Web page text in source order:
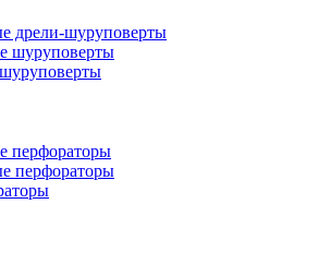
дрели-шуруповерты
шуруповерты
перфораторы
перфораторы